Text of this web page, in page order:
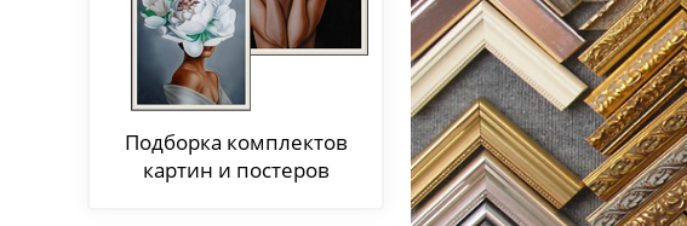
Подборка комплектов
картин и постеров